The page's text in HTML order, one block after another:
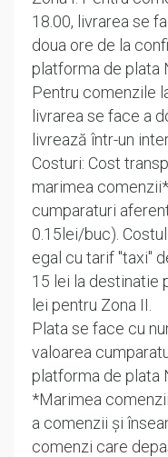
18.00, livrarea se
doua ore de la
platforma de plata
Pentru comenzile
livrarea se face a
livrează într-un
Costuri: Cost
marimea
cumparaturi
0.15lei/buc).
egal cu tarif "taxi"
15 lei la destinatie
lei pentru Zona II.
Plata se face cu
valoarea
platforma de plata
*Marimea
a comenzii și
comenzi care